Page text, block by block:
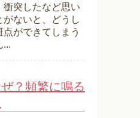
衝突したなど思い
がないと、どうし
点ができてしまう
...
？頻繁に鳴る